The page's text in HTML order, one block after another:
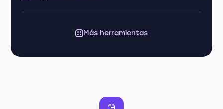
Más herramientas